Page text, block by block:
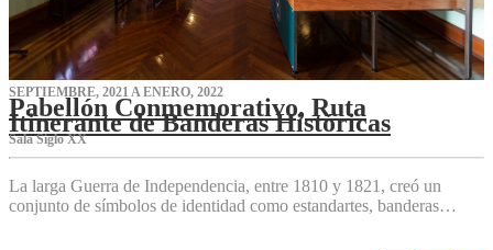
SEPTIEMBRE, 2021 A ENERO, 2022
Pabellón Conmemorativo, Ruta
Itinerante de Banderas Históricas
Sala Siglo XX
La larga Guerra de Independencia, entre 1810 y 1821, creó un
conjunto de símbolos de identidad como estandartes, banderas…